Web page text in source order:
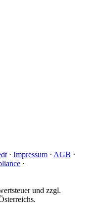
· Impressum · AGB ·
·
und zzgl.